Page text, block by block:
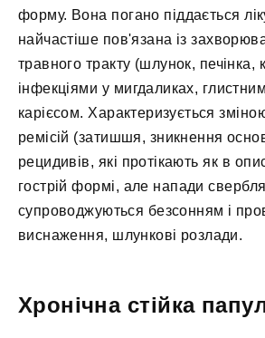
форму. Вона погано піддається
найчастіше пов'язана із
травного тракту (шлунок, печінка,
інфекціями у мигдаликах,
карієсом. Характеризується
ремісій (затишшя, зникнення
рецидивів, які протікають як в
гострій формі, але напади
супроводжуються безсонням і
виснаження, шлункові розлади.
Хронічна стійка